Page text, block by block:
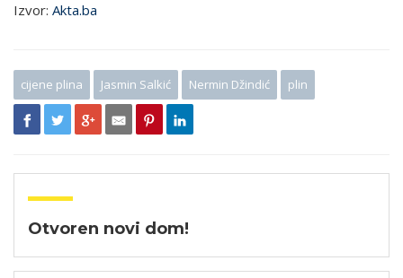
Izvor: Akta.ba
cijene plina Jasmin Salkić Nermin Džindić plin
Otvoren novi dom!